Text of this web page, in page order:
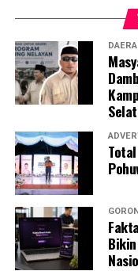
Selain skrining TBC,
nakes Puskesmas
pelayanan Cek
pengukuran tekanan
penapisan faktor
sebagai upaya
Perwakilan DPL
Kasim, M.Kes.,
mahasiswa
Perguruan Tinggi
layanan kesehatan